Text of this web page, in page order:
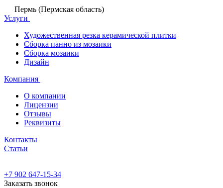
Пермь (Пермская область)
Услуги
Художественная резка керамической плитки
Сборка панно из мозаики
Сборка мозаики
Дизайн
Компания
О компании
Лицензии
Отзывы
Реквизиты
Контакты
Статьи
+7 902 647-15-34
Заказать звонок